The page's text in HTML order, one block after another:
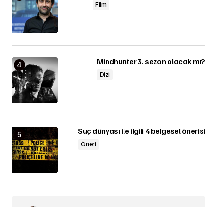
Film
Mindhunter 3. sezon olacak mı?
Dizi
Suç dünyası ile ilgili 4 belgesel önerisi
Öneri